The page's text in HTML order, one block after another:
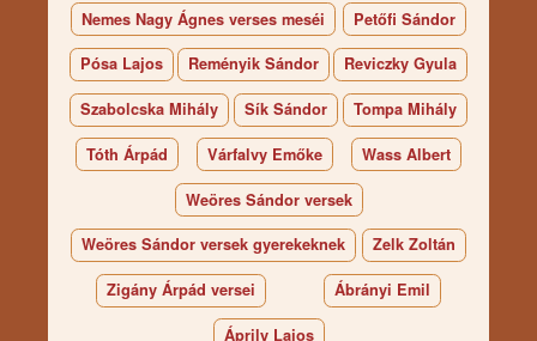
Nemes Nagy Ágnes verses meséi Petőfi Sándor
Pósa Lajos Reményik Sándor Reviczky Gyula
Szabolcska Mihály Sík Sándor Tompa Mihály
Tóth Árpád Várfalvy Emőke Wass Albert
Weöres Sándor versek
Weöres Sándor versek gyerekeknek Zelk Zoltán
Zigány Árpád versei Ábrányi Emil
Áprily Lajos